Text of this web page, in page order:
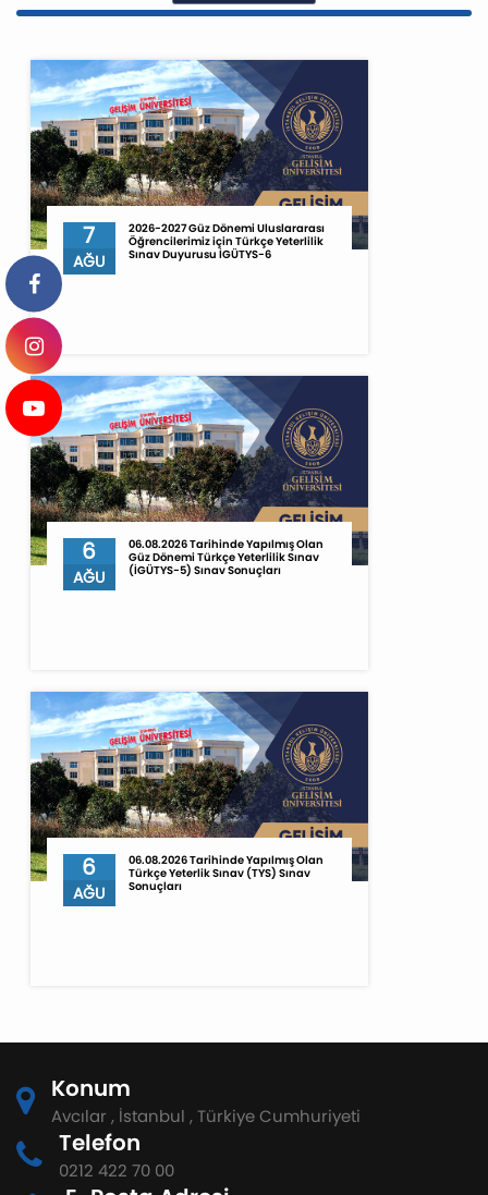
7
AĞU
2026-2027 Güz Dönemi Uluslararası
Öğrencilerimiz için Türkçe Yeterlilik
Sınav Duyurusu İGÜTYS-6
6
AĞU
06.08.2026 Tarihinde Yapılmış Olan
Güz Dönemi Türkçe Yeterlilik Sınav
(İGÜTYS-5) Sınav Sonuçları
6
AĞU
06.08.2026 Tarihinde Yapılmış Olan
Türkçe Yeterlik Sınav (TYS) Sınav
Sonuçları
Konum
Avcılar , İstanbul , Türkiye Cumhuriyeti
Telefon
0212 422 70 00